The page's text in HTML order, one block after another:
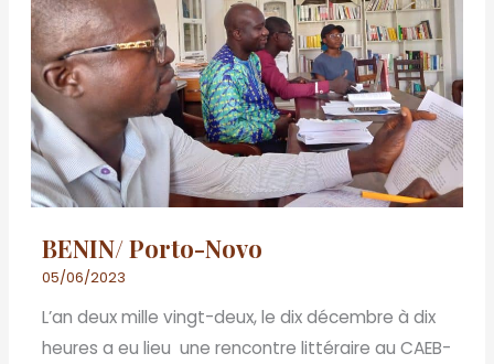
BENIN/ Porto-Novo
05/06/2023
L’an deux mille vingt-deux, le dix décembre à dix
heures a eu lieu une rencontre littéraire au CAEB-